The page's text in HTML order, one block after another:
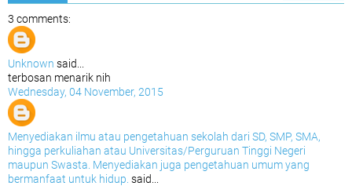
3 comments:
Unknown said...
terbosan menarik nih
Wednesday, 04 November, 2015
Menyediakan ilmu atau pengetahuan sekolah dari SD, SMP, SMA,
hingga perkuliahan atau Universitas/Perguruan Tinggi Negeri
maupun Swasta. Menyediakan juga pengetahuan umum yang
bermanfaat untuk hidup. said...